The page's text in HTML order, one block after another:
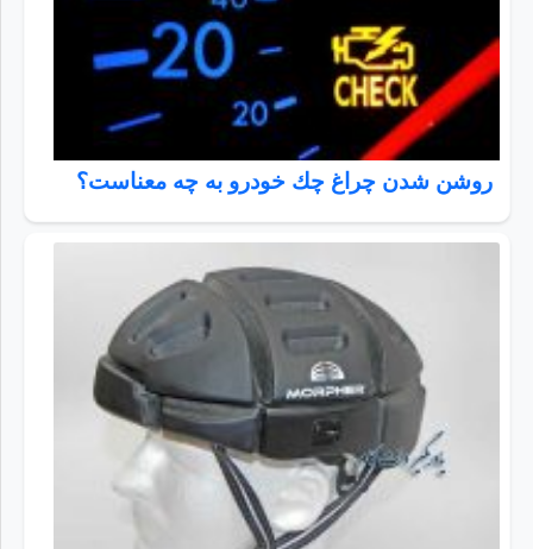
روشن شدن چراغ چك خودرو به چه معناست؟